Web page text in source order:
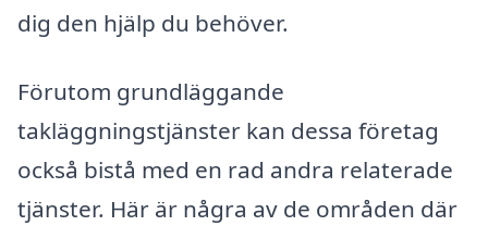
dig den hjälp du behöver.
Förutom grundläggande
takläggningstjänster kan dessa företag
också bistå med en rad andra relaterade
tjänster. Här är några av de områden där